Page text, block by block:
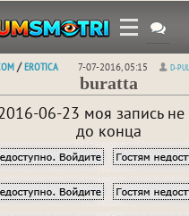
/EROTICA 7-07-2016, 05:15 D-
buratta
06-23 моя запись не
до конца